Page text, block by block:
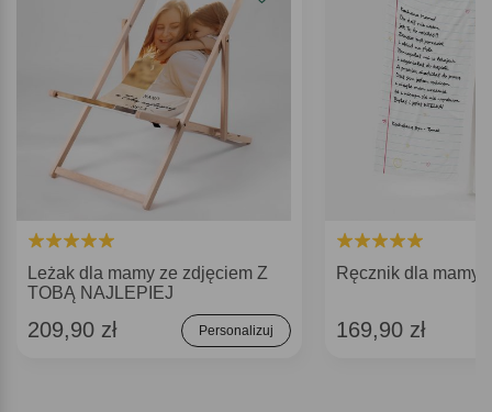
Leżak dla mamy ze zdjęciem Z
TOBĄ NAJLEPIEJ
209,90 zł Personalizuj
Ręcznik dla mamy
169,90 zł